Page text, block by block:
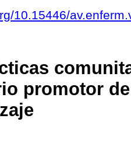
10.15446/
promotor